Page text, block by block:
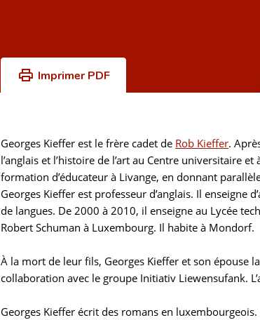
Imprimer PDF
Georges Kieffer est le frère cadet de Rob Kieffer.
l’anglais et l’histoire de l’art au Centre universitaire
formation d’éducateur à Livange, en donnant
Georges Kieffer est professeur d’anglais. Il enseigne
de langues. De 2000 à 2010, il enseigne au Lycée
Robert Schuman à Luxembourg. Il habite à Mondorf.
À la mort de leur fils, Georges Kieffer et son épouse
collaboration avec le groupe Initiativ Liewensufank.
Georges Kieffer écrit des romans en